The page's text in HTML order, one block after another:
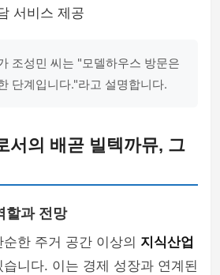
서비스 제공
조성민 씨는 "모델하우스 방문은
단계입니다."라고 설명합니다.
서의 배곧 빌텍까뮤, 그
할과 전망
한 주거 공간 이상의 지식산업
니다. 이는 경제 성장과 연계된